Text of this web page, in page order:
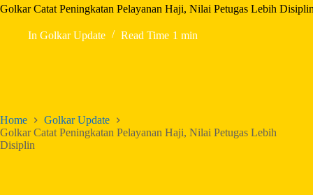
Golkar Catat Peningkatan Pelayanan Haji, Nilai Petugas Lebih
In Golkar Update Read Time 1 min
Home
Golkar Update
Golkar Catat Peningkatan Pelayanan Haji, Nilai Petugas Lebih
Disiplin